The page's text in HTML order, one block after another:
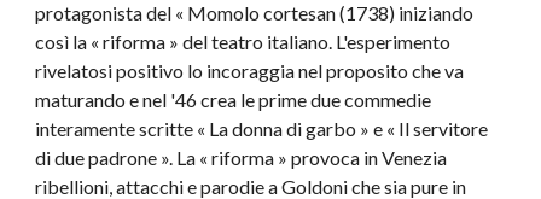
protagonista del « Momolo cortesan (1738) iniziando
così la « riforma » del teatro italiano. L'esperimento
rivelatosi positivo lo incoraggia nel proposito che va
maturando e nel '46 crea le prime due commedie
interamente scritte « La donna di garbo » e « Il servitore
di due padrone ». La « riforma » provoca in Venezia
ribellioni, attacchi e parodie a Goldoni che sia pure in